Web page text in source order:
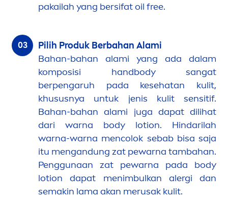
pakailah yang bersifat oil free.
Pilih Produk Berbahan Alami
Bahan-bahan alami yang ada dalam
komposisi handbody sangat
berpengaruh pada kesehatan kulit,
khususnya untuk jenis kulit sensitif.
Bahan-bahan alami juga dapat dilihat
dari warna body lotion. Hindarilah
warna-warna mencolok sebab bisa saja
itu mengandung zat pewarna tambahan.
Penggunaan zat pewarna pada body
lotion dapat menimbulkan alergi dan
semakin lama akan merusak kulit.